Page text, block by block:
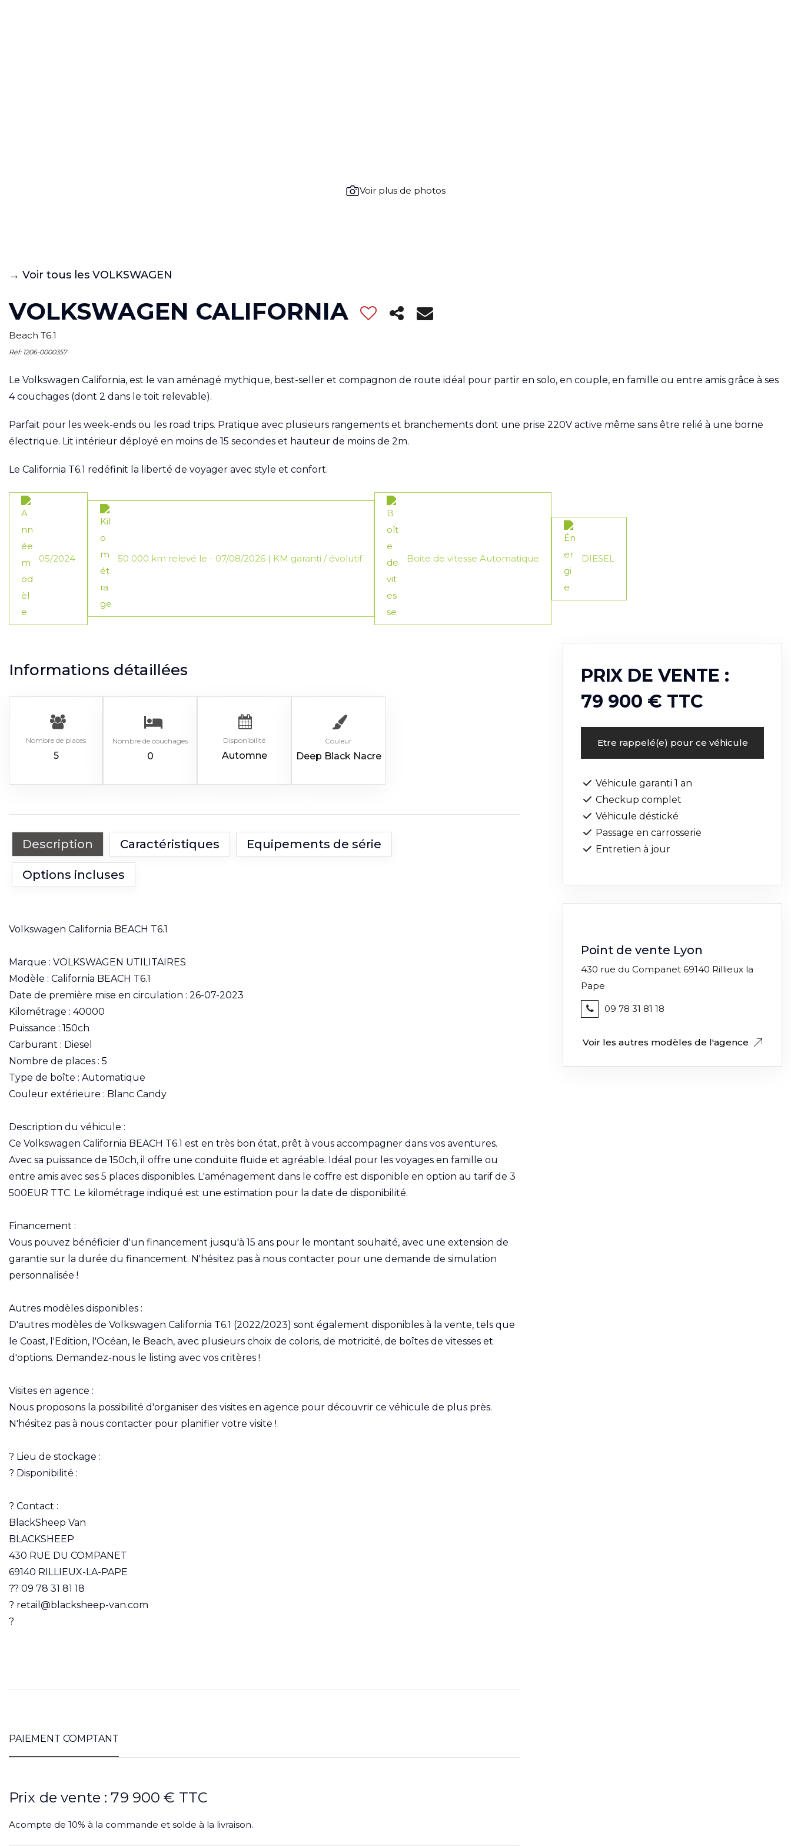
Voir plus de photos
→ Voir tous les VOLKSWAGEN
VOLKSWAGEN CALIFORNIA
Beach T6.1
Réf: 1206-0000357
Le Volkswagen California, est le van aménagé mythique, best-seller et compagnon de route idéal pour partir en solo, en couple, en famille ou entre amis grâce à ses
4 couchages (dont 2 dans le toit relevable).
Parfait pour les week-ends ou les road trips. Pratique avec plusieurs rangements et branchements dont une prise 220V active même sans être relié à une borne
électrique. Lit intérieur déployé en moins de 15 secondes et hauteur de moins de 2m.
Le California T6.1 redéfinit la liberté de voyager avec style et confort.
05/2024 50 000 km relevé le - 07/08/2026 | KM garanti / évolutif Boite de vitesse Automatique DIESEL
Informations détaillées
Nombre de places
5
Nombre de couchages
0
Disponibilité
Automne
Couleur
Deep Black Nacre
Description Caractéristiques Equipements de série
Options incluses
Volkswagen California BEACH T6.1
Marque : VOLKSWAGEN UTILITAIRES
Modèle : California BEACH T6.1
Date de première mise en circulation : 26-07-2023
Kilométrage : 40000
Puissance : 150ch
Carburant : Diesel
Nombre de places : 5
Type de boîte : Automatique
Couleur extérieure : Blanc Candy
Description du véhicule :
Ce Volkswagen California BEACH T6.1 est en très bon état, prêt à vous accompagner dans vos aventures.
Avec sa puissance de 150ch, il offre une conduite fluide et agréable. Idéal pour les voyages en famille ou
entre amis avec ses 5 places disponibles. L'aménagement dans le coffre est disponible en option au tarif de 3
500EUR TTC. Le kilométrage indiqué est une estimation pour la date de disponibilité.
Financement :
Vous pouvez bénéficier d'un financement jusqu'à 15 ans pour le montant souhaité, avec une extension de
garantie sur la durée du financement. N'hésitez pas à nous contacter pour une demande de simulation
personnalisée !
Autres modèles disponibles :
D'autres modèles de Volkswagen California T6.1 (2022/2023) sont également disponibles à la vente, tels que
le Coast, l'Edition, l'Océan, le Beach, avec plusieurs choix de coloris, de motricité, de boîtes de vitesses et
d'options. Demandez-nous le listing avec vos critères !
Visites en agence :
Nous proposons la possibilité d'organiser des visites en agence pour découvrir ce véhicule de plus près.
N'hésitez pas à nous contacter pour planifier votre visite !
? Lieu de stockage :
? Disponibilité :
? Contact :
BlackSheep Van
BLACKSHEEP
430 RUE DU COMPANET
69140 RILLIEUX-LA-PAPE
?? 09 78 31 81 18
? retail@blacksheep-van.com
?
PAIEMENT COMPTANT
Prix de vente : 79 900 € TTC
Acompte de 10% à la commande et solde à la livraison.
PRIX DE VENTE :
79 900 € TTC
Etre rappelé(e) pour ce véhicule
Véhicule garanti 1 an
Checkup complet
Véhicule déstické
Passage en carrosserie
Entretien à jour
Point de vente Lyon
430 rue du Companet 69140 Rillieux la
Pape
09 78 31 81 18
Voir les autres modèles de l'agence